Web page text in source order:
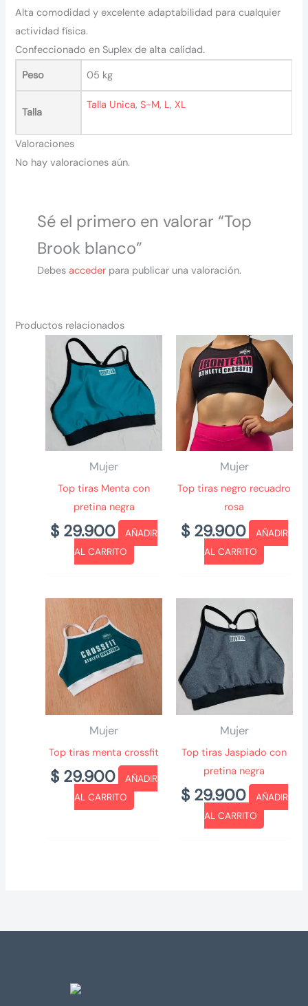
Alta comodidad y excelente adaptabilidad para cualquier
actividad física.
Confeccionado en Suplex de alta calidad.
Peso
05 kg
Talla
Talla Unica, S-M, L, XL
Valoraciones
No hay valoraciones aún.
Sé el primero en valorar “Top
Brook blanco”
Debes accederpara publicar una valoración.
Productos relacionados
Mujer
Top tiras Menta con
pretina negra
$ 29.900
AÑADIR
AL CARRITO
Mujer
Top tiras negro recuadro
rosa
$29.900
AÑADIR
AL CARRITO
Mujer
Top tiras menta crossfit
$ 29.900
AÑADIR
AL CARRITO
Mujer
Top tiras Jaspiado con
pretina negra
$29.900
AÑADIR
AL CARRITO